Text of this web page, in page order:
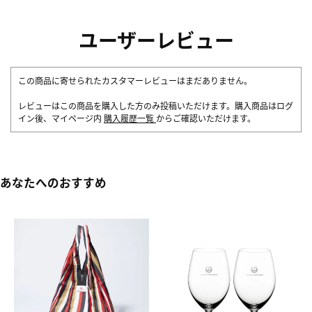
ユーザーレビュー
この商品に寄せられたカスタマーレビューはまだありません。
レビューはこの商品を購入した方のみ投稿いただけます。購入商品はログ
イン後、マイページ内 購入履歴一覧 からご確認いただけます。
あなたへのおすすめ